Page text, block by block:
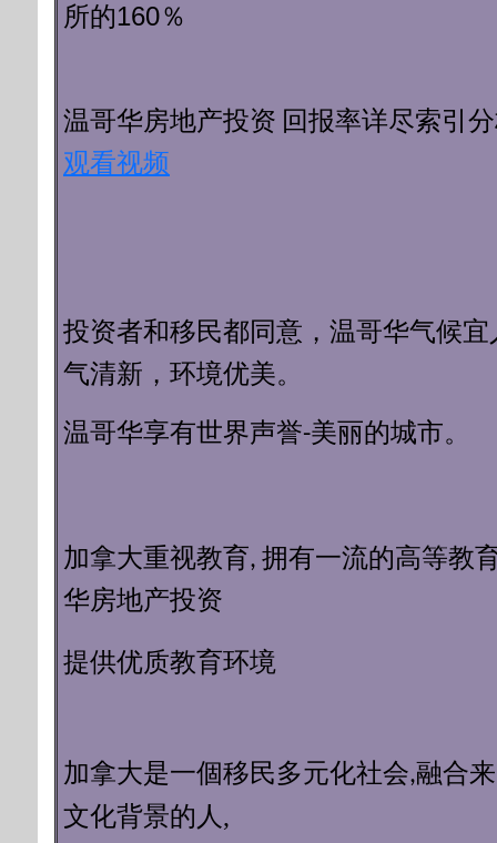
所的160％
温哥华房地产投资 回报率详尽索引
观看视频
投资者和移民都同意， 温哥华气候宜
气清新，环境优美。
温哥华享有世界声誉-美丽的城市。
加拿大重视教育, 拥有一流的高等教
华房地产投资
提供优质教育环境
加拿大是一個移民多元化社会,融合
文化背景的人 ,